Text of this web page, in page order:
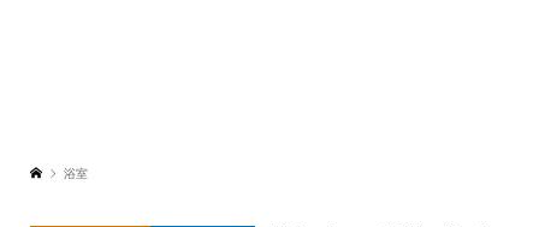
浴室